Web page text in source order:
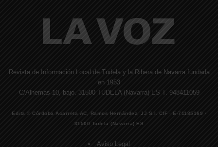
Revista de Información Local de Tudela y la Ribera de Navarra fundada
en 1953
C/Alhemas 10, bajo. 31500 TUDELA (Navarra) ES T. 948411059
Edita © Córdoba Acarreta AC, Ramos Hernández, JJ S.I. CIF · E-71185169 ·
31500 Tudela (Navarra) ES
Aviso Legal